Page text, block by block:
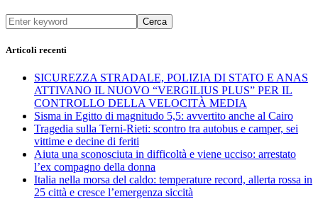
Cerca
Articoli recenti
SICUREZZA STRADALE, POLIZIA DI STATO E ANAS
ATTIVANO IL NUOVO “VERGILIUS PLUS” PER IL
CONTROLLO DELLA VELOCITÀ MEDIA
Sisma in Egitto di magnitudo 5,5: avvertito anche al Cairo
Tragedia sulla Terni-Rieti: scontro tra autobus e camper, sei
vittime e decine di feriti
Aiuta una sconosciuta in difficoltà e viene ucciso: arrestato
l’ex compagno della donna
Italia nella morsa del caldo: temperature record, allerta rossa in
25 città e cresce l’emergenza siccità